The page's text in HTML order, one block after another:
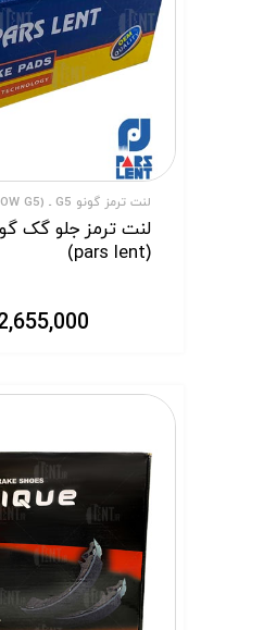
لنت ترمز گونو G5 ـ (GONOW G5)
(pars lent)